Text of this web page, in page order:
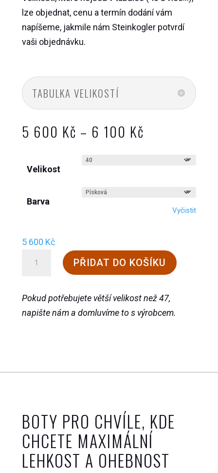
lze objednat, cenu a termín dodání vám
napíšeme, jakmile nám Steinkogler potvrdí
vaši objednávku.
TABULKA VELIKOSTÍ
5 600 Kč – 6 100 Kč
100 Kč
Velikost
Barva
Vyčistit
5 600 Kč
Steinkogler
množství
PŘIDAT DO KOŠÍKU
Pokud potřebujete větší velikost než 47,
napište nám a domluvíme to s výrobcem.
BOTY PRO CHVÍLE, KDE
CHCETE MAXIMÁLNÍ
LEHKOST A OHEBNOST